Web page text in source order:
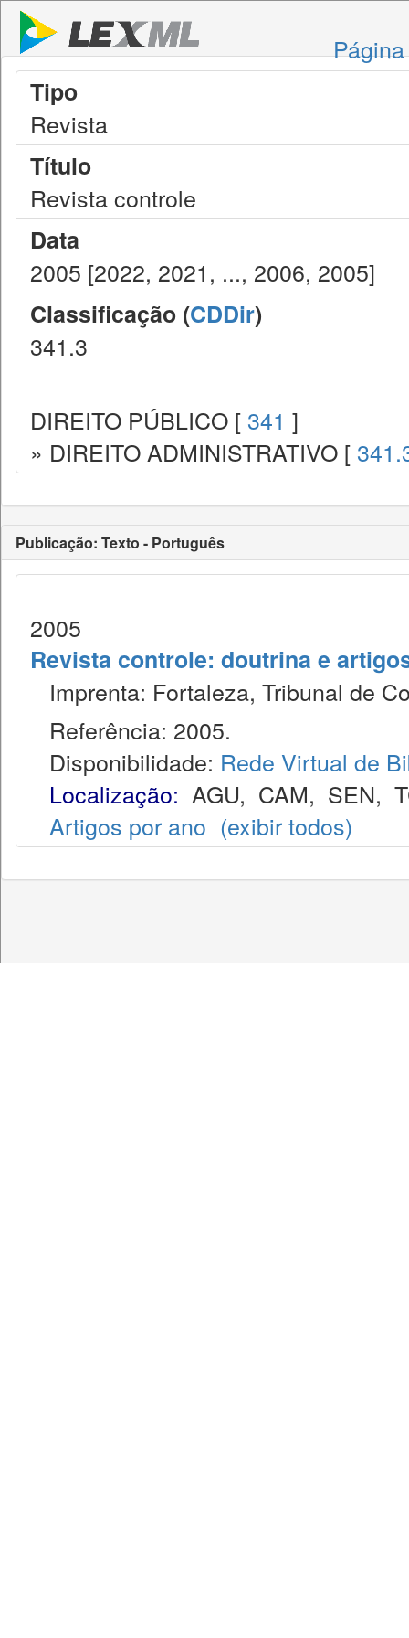
Tipo
Revista
Título
Revista controle
Data
2005 [2022, 2021, ..., 2006, 2005]
Classificação (CDDir)
341.3
DIREITO PÚBLICO [ 341 ]
» DIREITO ADMINISTRATIVO [
Publicação: Texto - Português
2005
Revista controle: doutrina e
Imprenta: Fortaleza, Tribunal de
Referência: 2005.
Disponibilidade: Rede Virtual de
Localização: AGU, CAM, SEN,
Artigos por ano (exibir todos)